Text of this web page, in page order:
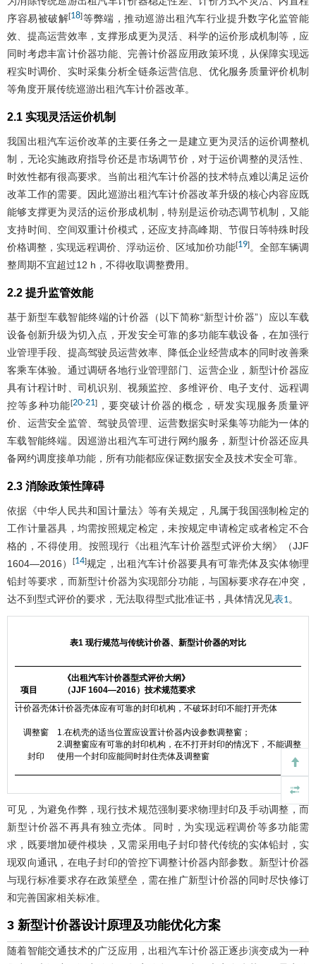
序容易被破解[18]等弊端，推动巡游出租汽车行业提升数字化监管能
效、提高运营效率，支撑形成更为灵活、科学的运价形成机制等，应
同时考虑丰富计价器功能、完善计价器应用政策环境，从保障实现远
程实时调价、实时采集分析全链条运营信息、优化服务质量评价机制
等角度开展传统巡游出租汽车计价器改革。
2.1 实现灵活运价机制
我国出租汽车运价改革的主要任务之一是建立更为灵活的运价调整机
制，无论实施政府指导价还是市场调节价，对于运价调整的灵活性、
时效性都有很高要求。当前出租汽车计价器的技术特点难以满足运价
改革工作的需要。因此巡游出租汽车计价器改革升级的核心内容应既
能够支撑更为灵活的运价形成机制，特别是运价动态调节机制，又能
支持时间、空间双重计价模式，还应支持高峰期、节假日等特殊时段
价格调整，实现远程调价、浮动运价、区域加价功能[19]。全部车辆调
整周期不宜超过12 h，不得收取调整费用。
2.2 提升监管效能
基于新型车载智能终端的计价器（以下简称“新型计价器”）应以车载
设备创新升级为切入点，开发安全可靠的多功能车载设备，在加强行
业管理手段、提高驾驶员运营效率、降低企业经营成本的同时改善乘
客乘车体验。通过调研各地行业管理部门、运营企业，新型计价器应
具有计程计时、司机识别、视频监控、多维评价、电子支付、远程调
控等多种功能[20-21] ，要突破计价器的概念，研发实现服务质量评
价、运营安全监管、驾驶员管理、运营数据实时采集等功能为一体的
车载智能终端。因巡游出租汽车可进行网约服务，新型计价器还应具
备网约调度接单功能，所有功能都应保证数据安全及技术安全可靠。
2.3 消除政策性障碍
依据《中华人民共和国计量法》等有关规定，凡属于我国强制检定的
工作计量器具，均需按照规定检定，未按规定申请检定或者检定不合
格的，不得使用。按照现行《出租汽车计价器型式评价大纲》（JJF
1604—2016）
[14]规定，出租汽车计价器要具有可靠壳体及实体物理
铅封等要求，而新型计价器为实现部分功能，与国标要求存在冲突，
达不到型式评价的要求，无法取得型式批准证书，具体情况见表1。
表1 现行规范与传统计价器、新型计价器的对比
项目
《出租汽车计价器型式评价大纲》
（JJF 1604—2016）技术规范要求
计价器壳体计价器壳体应有可靠的封印机构，不破坏封印不能打开壳体
调整窗
1.在机壳的适当位置应设置计价器内设参数调整窗；
2.调整窗应有可靠的封印机构，在不打开封印的情况下，不能调整计
封印
使用一个封印应能同时封住壳体及调整窗
可见，为避免作弊，现行技术规范强制要求物理封印及手动调整，而
新型计价器不再具有独立壳体。同时，为实现远程调价等多功能需
求，既要增加硬件模块，又需采用电子封印替代传统的实体铅封，实
现双向通讯，在电子封印的管控下调整计价器内部参数。新型计价器
与现行标准要求存在政策壁垒，需在推广新型计价器的同时尽快修订
和完善国家相关标准。
3 新型计价器设计原理及功能优化方案
随着智能交通技术的广泛应用，出租汽车计价器正逐步演变成为一种